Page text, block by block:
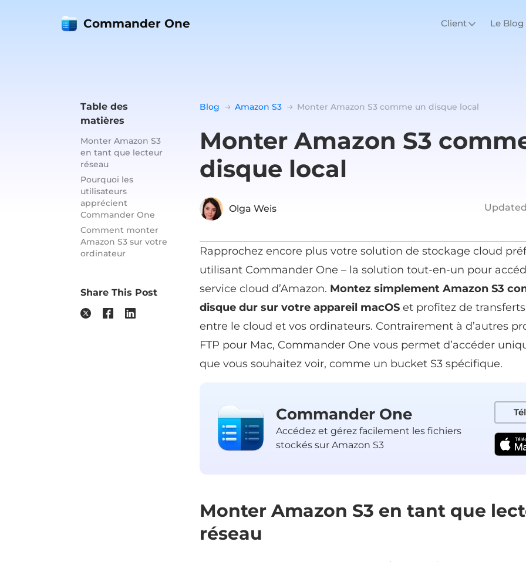
Commander One Client Le Blog
Table des
matières
Monter Amazon S3
en tant que lecteur
réseau
Pourquoi les
utilisateurs
apprécient
Commander One
Comment monter
Amazon S3 sur votre
ordinateur
Share This Post
Blog Amazon S3 Monter Amazon S3 comme un disque local
Monter Amazon S3
disque local
Olga Weis
Rapprochez encore plus votre solution de stockage cloud
utilisant Commander One – la solution tout-en-un pour
service cloud d’Amazon. Montez simplement Amazon S3
disque dur sur votre appareil macOS et profitez de
entre le cloud et vos ordinateurs. Contrairement à d’autres
FTP pour Mac, Commander One vous permet d’accéder
que vous souhaitez voir, comme un bucket S3 spécifique.
Commander One
Accédez et gérez facilement les fichiers
stockés sur Amazon S3
Monter Amazon S3 en tant que
réseau